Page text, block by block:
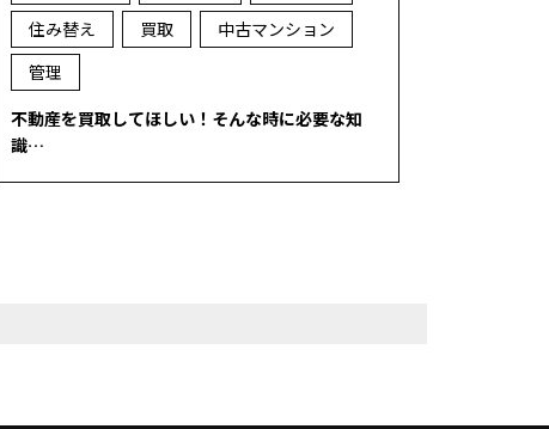
住み替え
買取
中古マンション
管理
不動産を買取してほしい！そんな時に必要な知
識…